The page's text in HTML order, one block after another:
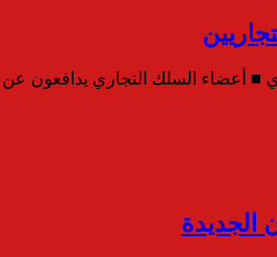
■ أعضاء السلك التجاري يدافعون
الجديدة